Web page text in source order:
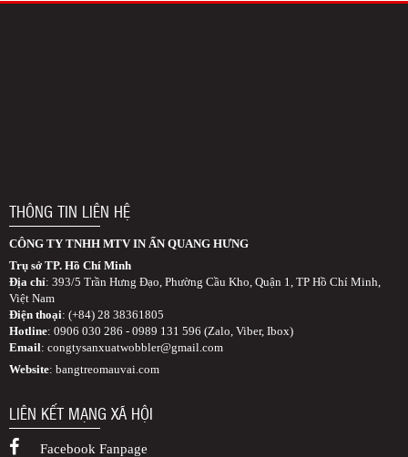
THÔNG TIN LIÊN HỆ
CÔNG TY TNHH MTV IN ẤN QUANG HƯNG
Trụ sở TP. Hồ Chí Minh
Địa chỉ: 393/5 Trần Hưng Đạo, Phường Cầu Kho, Quận 1, TP Hồ Chí Minh,
Việt Nam
Điện thoại: (+84) 28 38361805
Hotline: 0906 030 286 - 0989 131 596 (Zalo, Viber, Ibox)
Email: congtysanxuatwobbler@gmail.com
Website: bangtreomauvai.com
LIÊN KẾT MẠNG XÃ HỘI
Facebook Fanpage